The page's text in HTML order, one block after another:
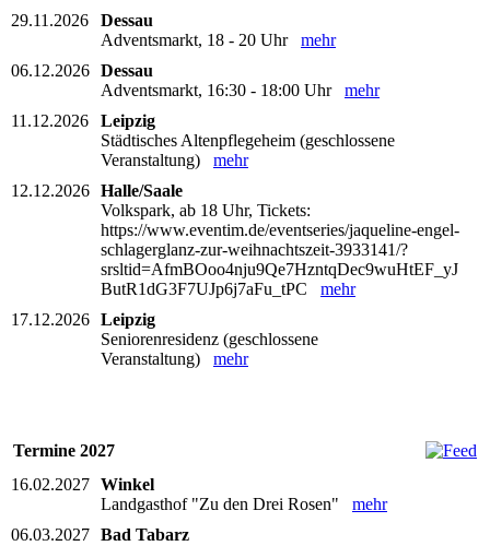
29.11.2026
Dessau
Adventsmarkt, 18 - 20 Uhr mehr
06.12.2026 Dessau
Adventsmarkt, 16:30 - 18:00 Uhr mehr
11.12.2026
Leipzig
Städtisches Altenpflegeheim (geschlossene
Veranstaltung) mehr
12.12.2026 Halle/Saale
Volkspark, ab 18 Uhr, Tickets:
https://www.eventim.de/eventseries/jaqueline-engel-
schlagerglanz-zur-weihnachtszeit-3933141/?
srsltid=AfmBOoo4nju9Qe7HzntqDec9wuHtEF_yJ
ButR1dG3F7UJp6j7aFu_tPC mehr
17.12.2026 Leipzig
Seniorenresidenz (geschlossene
Veranstaltung) mehr
Termine 2027
16.02.2027 Winkel
Landgasthof "Zu den Drei Rosen" mehr
06.03.2027 Bad Tabarz